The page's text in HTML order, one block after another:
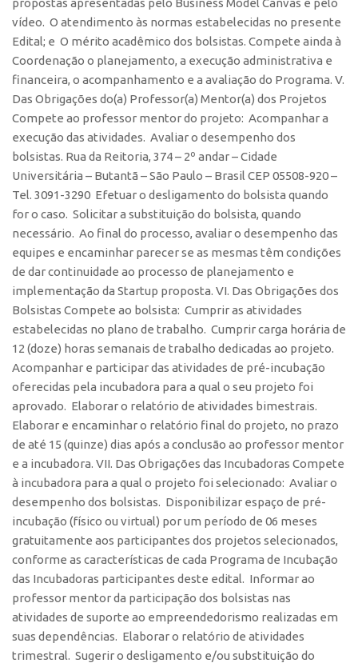
propostas apresentadas pelo Business Model Canvas e pelo
vídeo. O atendimento às normas estabelecidas no presente
Edital; e O mérito acadêmico dos bolsistas. Compete ainda à
Coordenação o planejamento, a execução administrativa e
financeira, o acompanhamento e a avaliação do Programa. V.
Das Obrigações do(a) Professor(a) Mentor(a) dos Projetos
Compete ao professor mentor do projeto: Acompanhar a
execução das atividades. Avaliar o desempenho dos
bolsistas. Rua da Reitoria, 374 – 2º andar – Cidade
Universitária – Butantã – São Paulo – Brasil CEP 05508-920 –
Tel. 3091-3290 Efetuar o desligamento do bolsista quando
for o caso. Solicitar a substituição do bolsista, quando
necessário. Ao final do processo, avaliar o desempenho das
equipes e encaminhar parecer se as mesmas têm condições
de dar continuidade ao processo de planejamento e
implementação da Startup proposta. VI. Das Obrigações dos
Bolsistas Compete ao bolsista: Cumprir as atividades
estabelecidas no plano de trabalho. Cumprir carga horária de
12 (doze) horas semanais de trabalho dedicadas ao projeto.
Acompanhar e participar das atividades de pré-incubação
oferecidas pela incubadora para a qual o seu projeto foi
aprovado. Elaborar o relatório de atividades bimestrais.
Elaborar e encaminhar o relatório final do projeto, no prazo
de até 15 (quinze) dias após a conclusão ao professor mentor
e a incubadora. VII. Das Obrigações das Incubadoras Compete
à incubadora para a qual o projeto foi selecionado: Avaliar o
desempenho dos bolsistas. Disponibilizar espaço de pré-
incubação (físico ou virtual) por um período de 06 meses
gratuitamente aos participantes dos projetos selecionados,
conforme as características de cada Programa de Incubação
das Incubadoras participantes deste edital. Informar ao
professor mentor da participação dos bolsistas nas
atividades de suporte ao empreendedorismo realizadas em
suas dependências. Elaborar o relatório de atividades
trimestral. Sugerir o desligamento e/ou substituição do